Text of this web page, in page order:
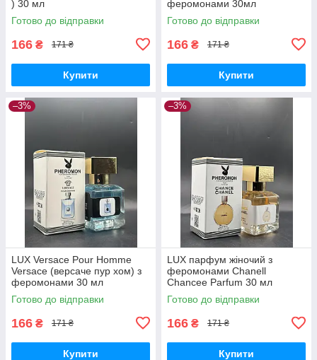
) 30 мл
Готово до відправки
166 ₴ 171 ₴
Купити
феромонами 30мл
Готово до відправки
166 ₴ 171 ₴
Купити
–3%
LUX Versace Pour Homme
Versace (версаче пур хом) з
феромонами 30 мл
Готово до відправки
166 ₴ 171 ₴
Купити
–3%
LUX парфум жіночий з
феромонами Chanell
Chancee Parfum 30 мл
Готово до відправки
166 ₴ 171 ₴
Купити